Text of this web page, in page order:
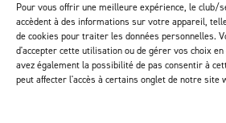
Pour vous offrir une meilleure expérience, le
accèdent à des informations sur votre appareil,
de cookies pour traiter les données personnelles.
d'accepter cette utilisation ou de gérer vos choix
avez également la possibilité de pas consentir à
peut affecter l'accès à certains onglet de notre site
Réalisation MTM